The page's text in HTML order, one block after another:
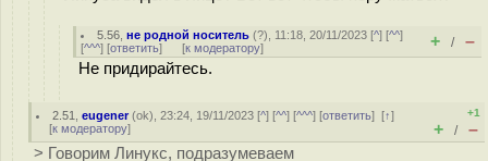
5.56 ,не родной носитель (?), 11:18, 20/11/2023 [^] [^^]
[^^^] [ответить] [к модератору] + / –
Не придирайтесь.
2.51 ,eugener(ok), 23:24, 19/11/2023 [^] [^^] [^^^] [ответить][↑]
[к модератору]
+1
+ / –
> Говорим Линукс, подразумеваем